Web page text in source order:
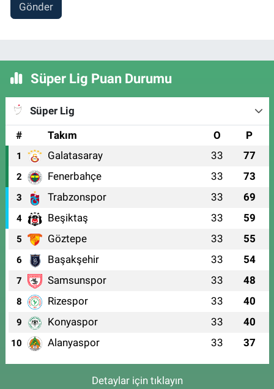
Gönder
Süper Lig Puan Durumu
Süper Lig
#
Takım O P
1 Galatasaray 33 77
2 Fenerbahçe 33 73
3 Trabzonspor 33 69
4 Beşiktaş 33 59
5 Göztepe 33 55
6 Başakşehir 33 54
7 Samsunspor 33 48
8 Rizespor 33 40
9 Konyaspor 33 40
10 Alanyaspor 33 37
Detaylar için tıklayın